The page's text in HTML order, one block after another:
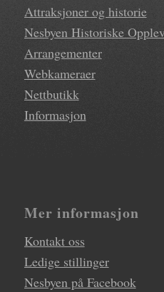
Attraksjoner og historie
Nesbyen Historiske
Arrangementer
Webkameraer
Nettbutikk
Informasjon
Mer informasjon
Kontakt oss
Ledige stillinger
Nesbyen på Facebook